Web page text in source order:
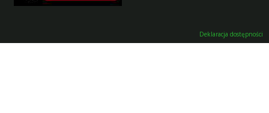
Deklaracja dostępności